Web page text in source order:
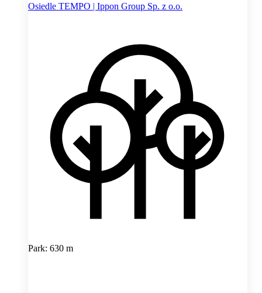
Osiedle TEMPO | Ippon Group Sp. z o.o.
Park: 630 m